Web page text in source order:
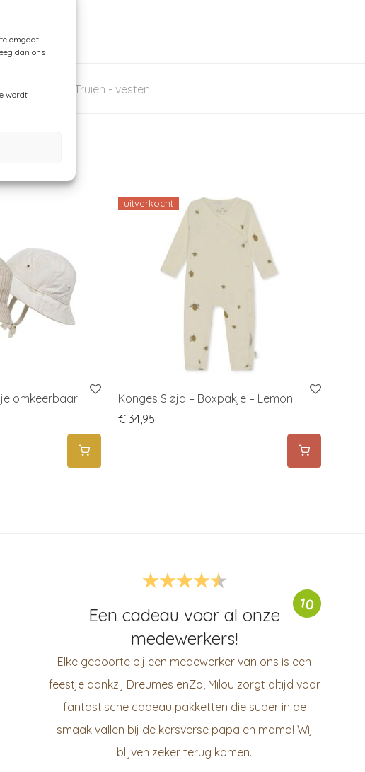
omgaat.
dan ons
wordt
, Truien - vesten
omkeerbaar
uitverkocht
Konges Sløjd – Boxpakje – Lemon
€ 34,95
10
Een cadeau voor al onze
medewerkers!
Elke geboorte bij een medewerker van ons is een
feestje dankzij Dreumes enZo, Milou zorgt altijd voor
fantastische cadeau pakketten die super in de
smaak vallen bij de kersverse papa en mama! Wij
blijven zeker terug komen.